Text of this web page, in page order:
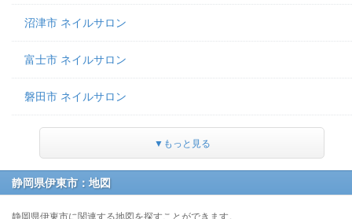
沼津市 ネイルサロン
富士市 ネイルサロン
磐田市 ネイルサロン
▼もっと見る
静岡県伊東市：地図
静岡県伊東市に関連する地図を探すことができます。